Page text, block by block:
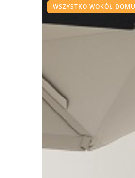
WSZYSTKO WOKÓŁ DOMU